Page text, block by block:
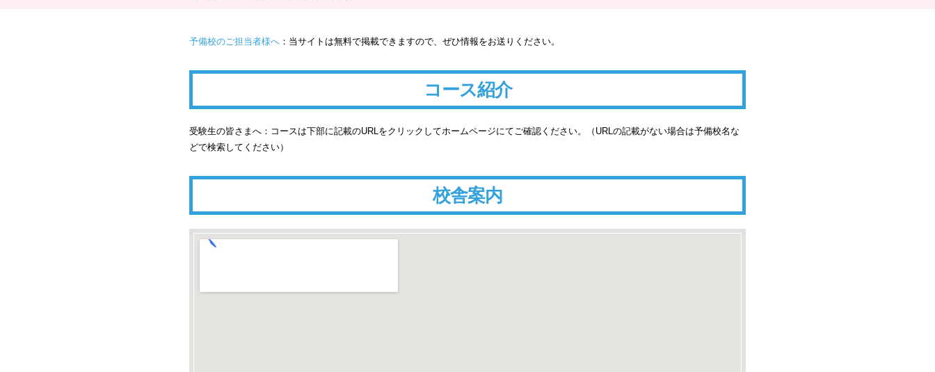
予備校のご担当者様へ ：当サイトは無料で掲載できますので、ぜひ情報をお送りください。
コース紹介
受験生の皆さまへ：コースは下部に記載のURLをクリックしてホームページにてご確認ください。（URLの記載がない場合は予備校名な
どで検索してください）
校舎案内